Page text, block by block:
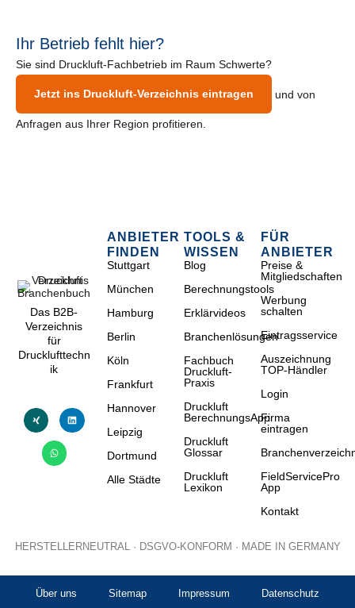
Ihr Betrieb fehlt hier?
Sie sind Druckluft-Fachbetrieb im Raum Schwerte?
Jetzt ins Druckluft-Verzeichnis eintragen und von
Anfragen aus Ihrer Region profitieren.
Das B2B-
Verzeichnis
für
Drucklufttechn
ik
ANBIETER
FINDEN
Stuttgart
München
Hamburg
Berlin
Köln
Frankfurt
Hannover
Leipzig
Dortmund
Alle Städte
TOOLS &
WISSEN
Blog
Berechnungstools
Erklärvideos
Branchenlösungen
Fachbuch
Druckluft-
Praxis
Druckluft
BerechnungsApp
Druckluft
Glossar
Druckluft
Lexikon
FÜR
ANBIETER
Preise &
Mitgliedschaften
Werbung
schalten
Eintragsservice
Auszeichnung
TOP-Händler
Login
Firma
eintragen
FieldServicePro
App
Kontakt
HERSTELLERNEUTRAL · DSGVO-KONFORM · MADE IN GERMANY
Über uns Sitemap Impressum Datenschutz